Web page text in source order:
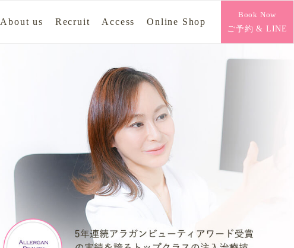
About us Recruit Access Online Shop
Book Now
ご予約 & LINE